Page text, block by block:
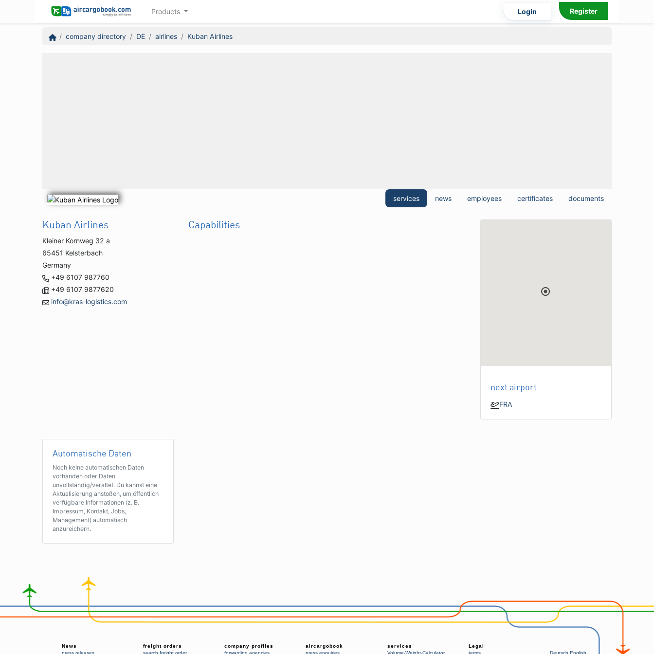
Products Login Register
company directory DE airlines Kuban Airlines
services news employees certificates documents
Kuban Airlines
Kleiner Kornweg 32 a
65451 Kelsterbach
Germany
+49 6107 987760
+49 6107 9877620
info@kras-logistics.com
Capabilities
next airport
FRA
Automatische Daten
Noch keine automatischen Daten
vorhanden oder Daten
unvollständig/veraltet. Du kannst eine
Aktualisierung anstoßen, um öffentlich
verfügbare Informationen (z. B.
Impressum, Kontakt, Jobs,
Management) automatisch
anzureichern.
News
press releases
freight orders
search freight order
company profiles
forwarding agencies
aircargobook
press enquiries
services
Volume-Weight-Calculator
Legal
terms
Deutsch English